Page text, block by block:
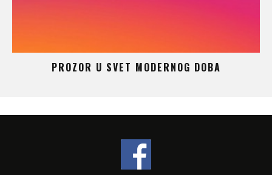
PROZOR U SVET MODERNOG DOBA